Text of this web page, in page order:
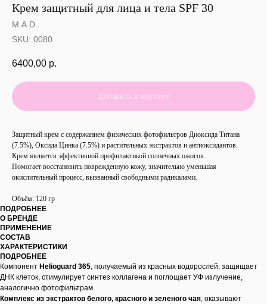
Крем защитный для лица и тела SPF 30
M.A.D.
SKU: 0080
6400,00 р.
Добавить в корзину
Защитный крем с содержанием физических фотофильтров Диоксида Титана
(7.5%), Оксида Цинка (7.5%) и растительных экстрактов и антиоксидантов.
Крем является эффективной профилактикой солнечных ожогов.
Помогает восстановить поврежденную кожу, значительно уменьшая
окислительный процесс, вызванный свободными радикалами.
Объём: 120 гр
ПОДРОБНЕЕ
О БРЕНДЕ
ПРИМЕНЕНИЕ
СОСТАВ
ХАРАКТЕРИСТИКИ
ПОДРОБНЕЕ
Компонент Helioguard 365, получаемый из красных водорослей, защищает
ДНК клеток, стимулирует синтез коллагена и поглощает УФ излучение,
аналогично фотофильтрам.
Комплекс из экстрактов белого, красного и зеленого чая, оказывают